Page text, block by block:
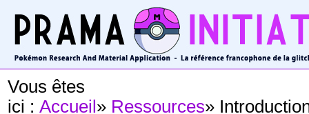
Vous êtes
ici : Accueil» Ressources»